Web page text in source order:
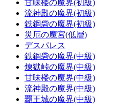
甘味楼の魔界(初級)
流神殿の魔界(初級)
鉄鋼砦の魔界(初級)
災厄の魔宮(低層)
デスパレス
鉄鋼砦の魔界(中級)
煉獄峠の魔界(中級)
甘味楼の魔界(中級)
流神殿の魔界(中級)
覇王城の魔界(中級)